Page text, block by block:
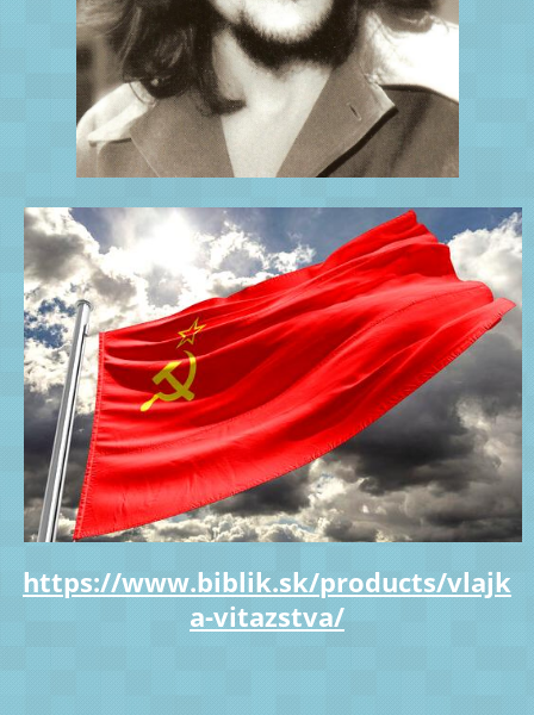
https://www.biblik.sk/products/vlajk
a-vitazstva/